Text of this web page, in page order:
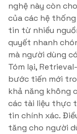
nghệ này còn
của các hệ
tin từ nhiều
quyết nhanh
mà người dùng
Tóm lại,
bước tiến mới
khả năng không
các tài liệu thực
tin chính xác.
tăng cho người